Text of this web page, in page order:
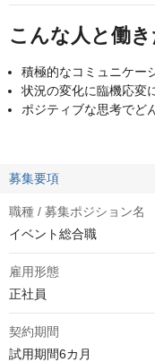
こんな人と働
積極的なコミュニケー
状況の変化に臨機応変
ポジティブな思考でど
募集要項
職種 / 募集ポジション名
イベント総合職
雇用形態
正社員
契約期間
試用期間6カ月